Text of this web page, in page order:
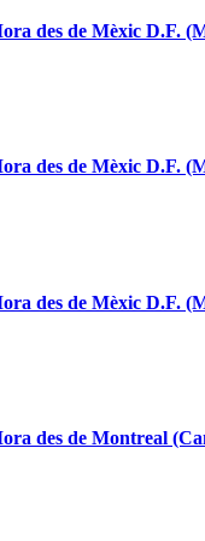
des de Mèxic D.F.
des de Mèxic D.F.
des de Mèxic D.F.
des de Montreal